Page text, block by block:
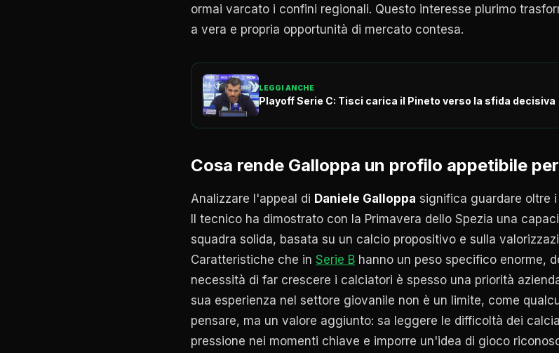
ormai varcato i confini regionali. Questo interesse plurimo
a vera e propria opportunità di mercato contesa.
LEGGI ANCHE
Playoff Serie C: Tisci carica il Pineto verso la sfida decisiva
Cosa rende Galloppa un profilo appetibile
Analizzare l'appeal di Daniele Galloppa significa guardare oltre
Il tecnico ha dimostrato con la Primavera dello Spezia una
squadra solida, basata su un calcio propositivo e sulla
Caratteristiche che in Serie B hanno un peso specifico enorme,
necessità di far crescere i calciatori è spesso una priorità
sua esperienza nel settore giovanile non è un limite, come
pensare, ma un valore aggiunto: sa leggere le difficoltà dei
pressione nei momenti chiave e imporre un'idea di gioco